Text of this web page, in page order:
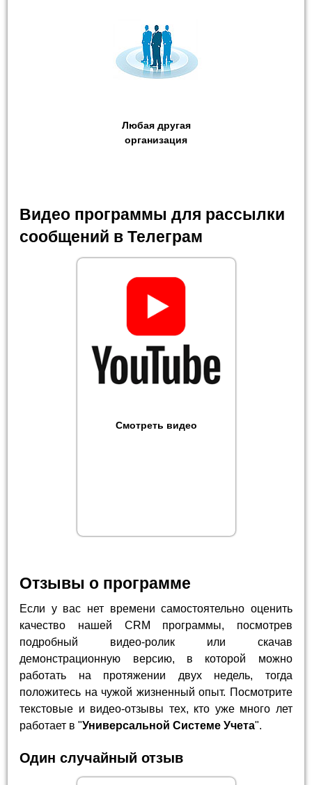
Любая другая
организация
Видео программы для рассылки
сообщений в Телеграм
Смотреть видео
Отзывы о программе
Если у вас нет времени самостоятельно оценить
качество нашей CRM программы, посмотрев
подробный видео-ролик или скачав
демонстрационную версию, в которой можно
работать на протяжении двух недель, тогда
положитесь на чужой жизненный опыт. Посмотрите
текстовые и видео-отзывы тех, кто уже много лет
работает в "Универсальной Системе Учета".
Один случайный отзыв